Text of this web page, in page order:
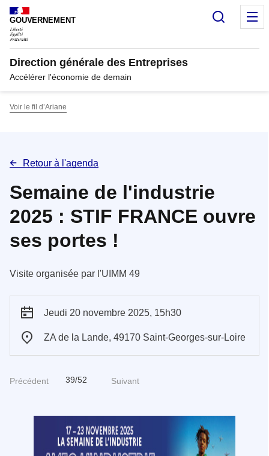
Panneau de gestion des cookies
GOUVERNEMENT
Direction générale des Entreprises
Accélérer l'économie de demain
Voir le fil d’Ariane
Retour à l'agenda
Semaine de l'industrie
2025 : STIF FRANCE ouvre
ses portes !
Visite organisée par l'UIMM 49
Jeudi 20 novembre 2025, 15h30
ZA de la Lande, 49170 Saint-Georges-sur-Loire
Précédent 39/52 Suivant